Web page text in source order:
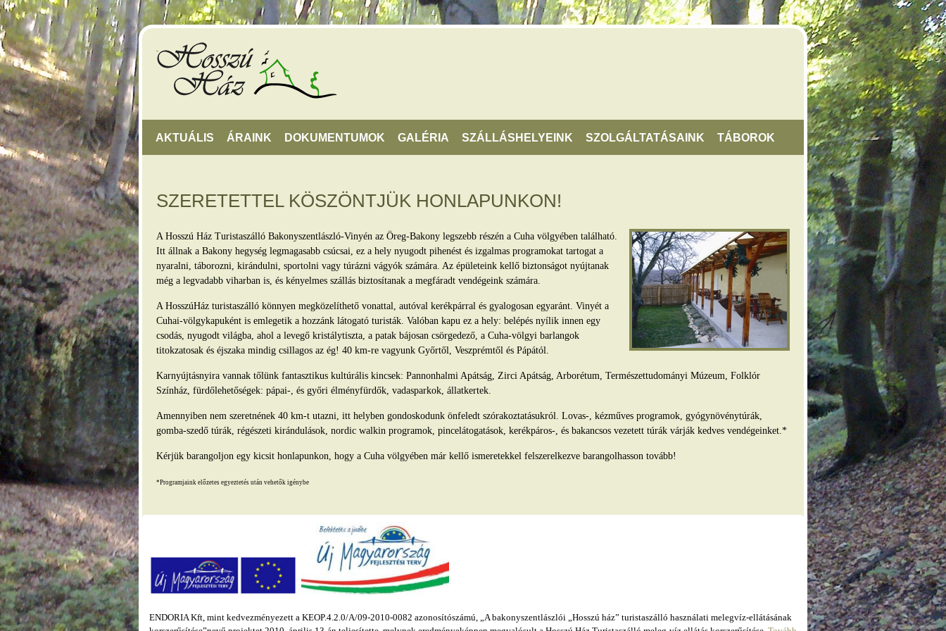
AKTUÁLIS ÁRAINK DOKUMENTUMOK GALÉRIA SZÁLLÁSHELYEINK SZOLGÁLTATÁSAINK TÁBOROK
SZERETETTEL KÖSZÖNTJÜK HONLAPUNKON!
A Hosszú Ház Turistaszálló Bakonyszentlászló-Vinyén az Öreg-Bakony legszebb részén a Cuha völgyében található.
Itt állnak a Bakony hegység legmagasabb csúcsai, ez a hely nyugodt pihenést és izgalmas programokat tartogat a
nyaralni, táborozni, kirándulni, sportolni vagy túrázni vágyók számára. Az épületeink kellő biztonságot nyújtanak
még a legvadabb viharban is, és kényelmes szállás biztosítanak a megfáradt vendégeink számára.
A HosszúHáz turistaszálló könnyen megközelíthető vonattal, autóval kerékpárral és gyalogosan egyaránt. Vinyét a
Cuhai-völgykapuként is emlegetik a hozzánk látogató turisták. Valóban kapu ez a hely: belépés nyílik innen egy
csodás, nyugodt világba, ahol a levegő kristálytiszta, a patak bájosan csörgedező, a Cuha-völgyi barlangok
titokzatosak és éjszaka mindig csillagos az ég! 40 km-re vagyunk Győrtől, Veszprémtől és Pápától.
Karnyújtásnyira vannak tőlünk fantasztikus kultúrális kincsek: Pannonhalmi Apátság, Zirci Apátság, Arborétum, Természettudományi Múzeum, Folklór
Színház, fürdőlehetőségek: pápai-, és győri élményfürdők, vadasparkok, állatkertek.
Amennyiben nem szeretnének 40 km-t utazni, itt helyben gondoskodunk önfeledt szórakoztatásukról. Lovas-, kézműves programok, gyógynövénytúrák,
gomba-szedő túrák, régészeti kirándulások, nordic walkin programok, pincelátogatások, kerékpáros-, és bakancsos vezetett túrák várják kedves vendégeinket.*
Kérjük barangoljon egy kicsit honlapunkon, hogy a Cuha völgyében már kellő ismeretekkel felszerelkezve barangolhasson tovább!
*Programjaink előzetes egyeztetés után vehetők igénybe
ENDORIA Kft, mint kedvezményezett a KEOP.4.2.0/A/09-2010-0082 azonosítószámú, „A bakonyszentlászlói „Hosszú ház” turistaszálló használati melegvíz-ellátásának